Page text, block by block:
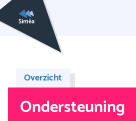
Overzicht
Ondersteuning